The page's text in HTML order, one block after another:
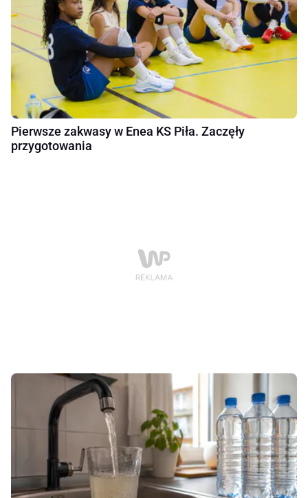
Pierwsze zakwasy w Enea KS Piła. Zaczęły
przygotowania